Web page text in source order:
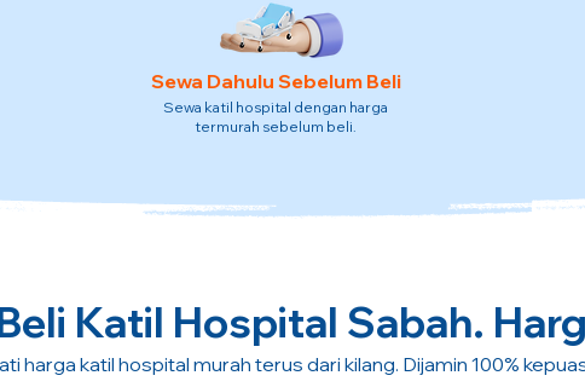
Sewa Dahulu Sebelum Beli
Sewa katil hospital dengan harga
termurah sebelum beli.
Katil Hospital Sabah.
harga katil hospital murah terus dari kilang. Dijamin 100%